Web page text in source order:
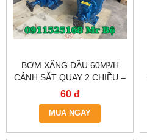
BƠM XĂNG DẦU 60M³/H
CÁNH SẮT QUAY 2 CHIỀU –
CHÍNH HÃNG TẠI HN &
60 đ
MUA NGAY